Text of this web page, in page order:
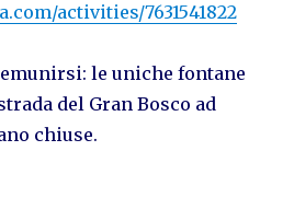
activities/7631541822
le uniche fontane
del Gran Bosco ad
chiuse.